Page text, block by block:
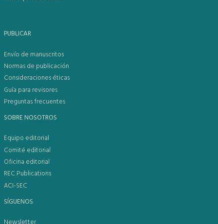
PUBLICAR
Envío de manuscritos
Normas de publicación
Consideraciones éticas
Guía para revisores
Preguntas frecuentes
SOBRE NOSOTROS
Equipo editorial
Comité editorial
Oficina editorial
REC Publications
ACI-SEC
SÍGUENOS